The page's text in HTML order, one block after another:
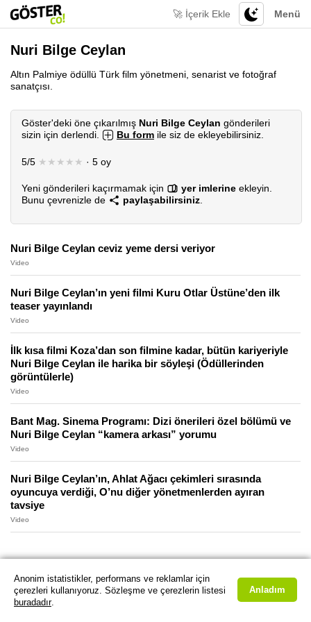
Menü
🚀 İçerik Ekle
Nuri Bilge Ceylan
Altın Palmiye ödüllü Türk film yönetmeni, senarist ve fotoğraf
sanatçısı.
Göster'deki öne çıkarılmış Nuri Bilge Ceylan gönderileri
sizin için derlendi.
Bu form ile siz de ekleyebilirsiniz.
5/5 ★★★★★ · 5 oy
Yeni gönderileri kaçırmamak için yer imlerine ekleyin.
Bunu çevrenizle de
paylaşabilirsiniz
Nuri Bilge Ceylan ceviz yeme dersi veriyor
Video
Nuri Bilge Ceylan’ın yeni filmi Kuru Otlar Üstüne’den ilk
teaser yayınlandı
Video
İlk kısa filmi Koza’dan son filmine kadar, bütün kariyeriyle
Nuri Bilge Ceylan ile harika bir söyleşi (Ödüllerinden
görüntülerle)
Video
Bant Mag. Sinema Programı: Dizi önerileri özel bölümü ve
Nuri Bilge Ceylan “kamera arkası” yorumu
Video
Nuri Bilge Ceylan’ın, Ahlat Ağacı çekimleri sırasında
oyuncuya verdiği, O’nu diğer yönetmenlerden ayıran
tavsiye
Video
Anonim istatistikler, performans ve reklamlar için
çerezleri kullanıyoruz. Sözleşme ve çerezlerin listesi
buradadır.
Anladım